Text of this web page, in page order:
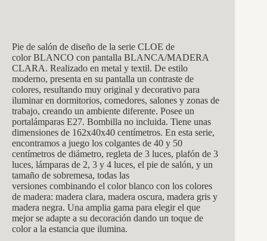
Pie de salón de diseño de la serie CLOE de
color BLANCO con pantalla BLANCA/MADERA
CLARA. Realizado en metal y textil. De estilo
moderno, presenta en su pantalla un contraste de
colores, resultando muy original y decorativo para
iluminar en dormitorios, comedores, salones y zonas de
trabajo, creando un ambiente diferente. Posee un
portalámparas E27. Bombilla no incluida. Tiene unas
dimensiones de 162x40x40 centímetros. En esta serie,
encontramos a juego los colgantes de 40 y 50
centímetros de diámetro, regleta de 3 luces, plafón de 3
luces, lámparas de 2, 3 y 4 luces, el pie de salón, y un
tamaño de sobremesa, todas las
versiones combinando el color blanco con los colores
de madera: madera clara, madera oscura, madera gris y
madera negra. Una amplia gama para elegir el que
mejor se adapte a su decoración dando un toque de
color a la estancia que ilumina.